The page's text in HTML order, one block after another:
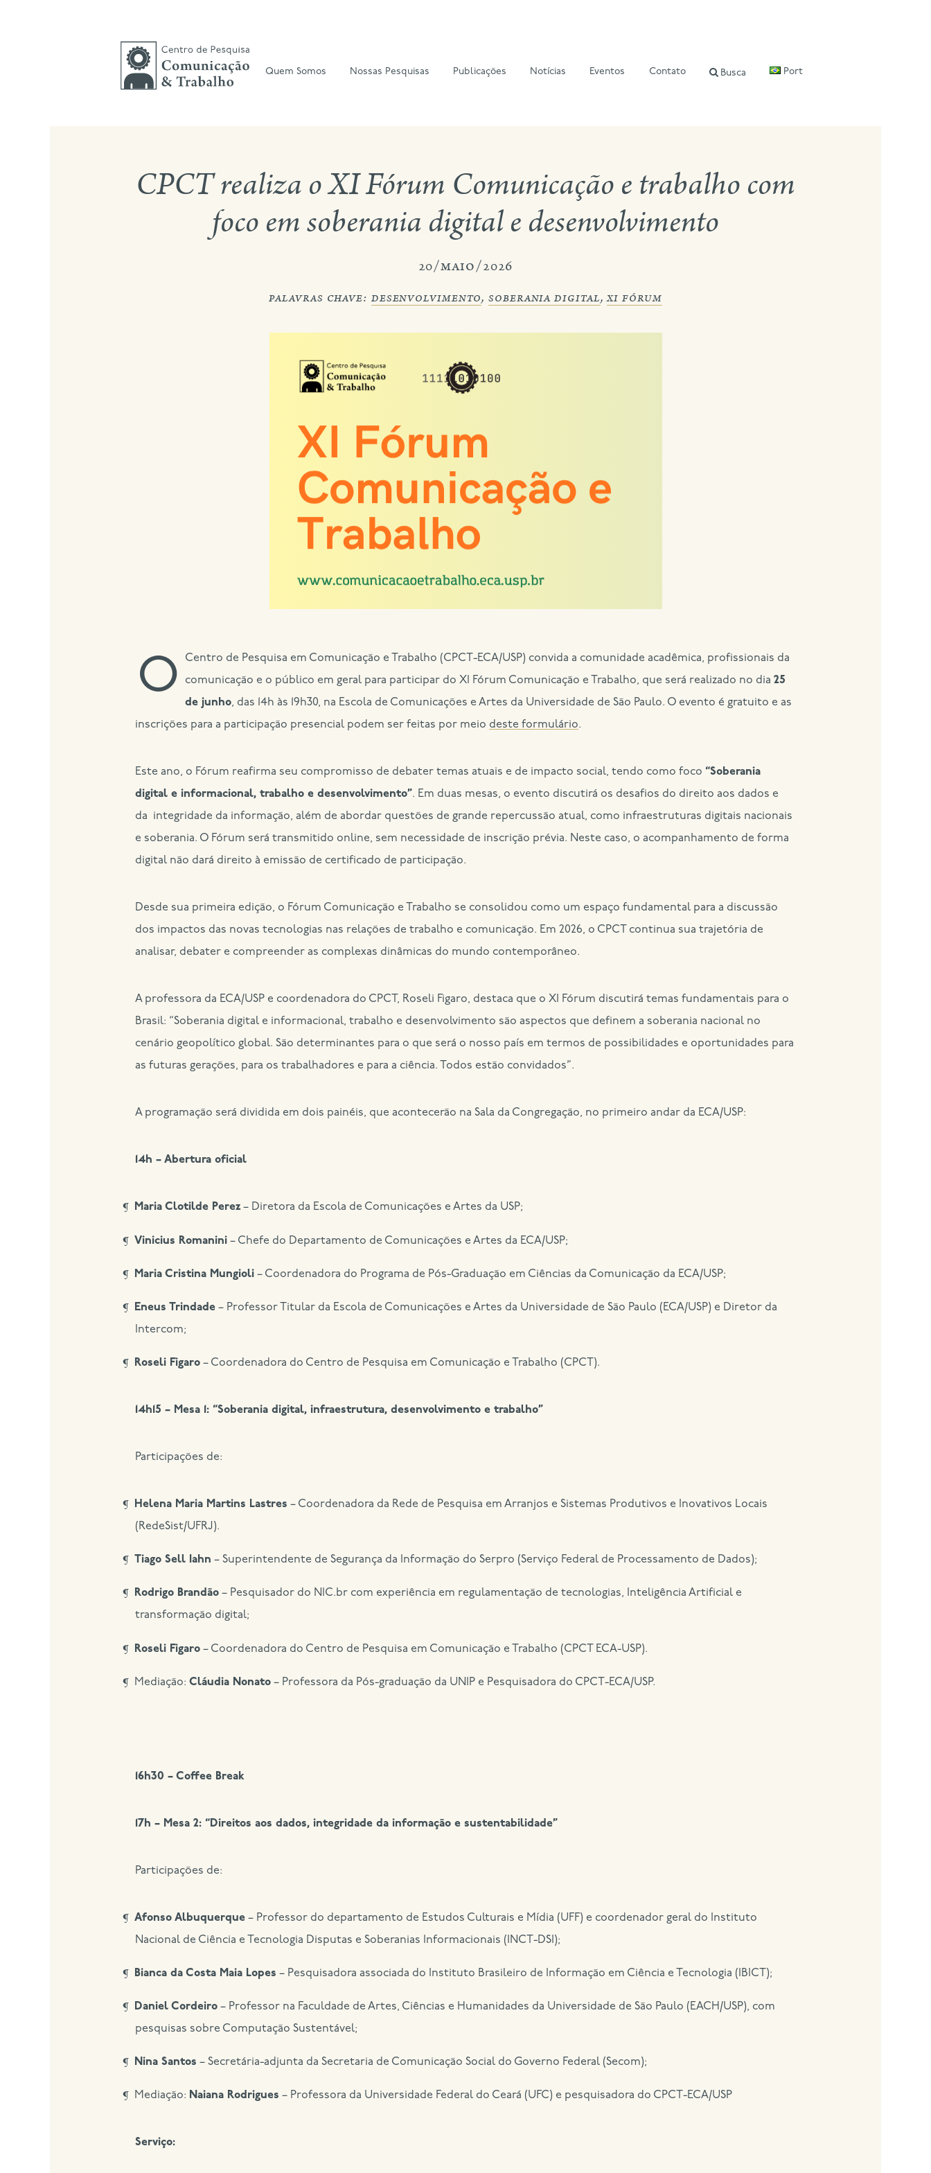
Quem Somos Nossas Pesquisas Publicações Notícias Eventos Contato Busca Port
CPCT realiza o XI Fórum Comunicação e trabalho com
foco em soberania digital e desenvolvimento
20/maio/2026
palavras chave: desenvolvimento,soberania digital,xi fórum
O Centro de Pesquisa em Comunicação e Trabalho (CPCT-ECA/USP) convida a comunidade acadêmica, profissionais da comunicação e o público em geral para participar do XI Fórum Comunicação e Trabalho, que será realizado no dia 25
de junho, das 14h às 19h30, na Escola de Comunicações e Artes da Universidade de São Paulo. O evento é gratuito e as
inscrições para a participação presencial podem ser feitas por meio deste formulário.
Este ano, o Fórum reafirma seu compromisso de debater temas atuais e de impacto social, tendo como foco “Soberania
digital e informacional, trabalho e desenvolvimento”. Em duas mesas, o evento discutirá os desafios do direito aos dados e
da integridade da informação, além de abordar questões de grande repercussão atual, como infraestruturas digitais nacionais
e soberania. O Fórum será transmitido online, sem necessidade de inscrição prévia. Neste caso, o acompanhamento de forma
digital não dará direito à emissão de certificado de participação.
Desde sua primeira edição, o Fórum Comunicação e Trabalho se consolidou como um espaço fundamental para a discussão
dos impactos das novas tecnologias nas relações de trabalho e comunicação. Em 2026, o CPCT continua sua trajetória de
analisar, debater e compreender as complexas dinâmicas do mundo contemporâneo.
A professora da ECA/USP e coordenadora do CPCT, Roseli Figaro, destaca que o XI Fórum discutirá temas fundamentais para o
Brasil: “Soberania digital e informacional, trabalho e desenvolvimento são aspectos que definem a soberania nacional no
cenário geopolítico global. São determinantes para o que será o nosso país em termos de possibilidades e oportunidades para
as futuras gerações, para os trabalhadores e para a ciência. Todos estão convidados”.
A programação será dividida em dois painéis, que acontecerão na Sala da Congregação, no primeiro andar da ECA/USP:
14h – Abertura oficial
Maria Clotilde Perez – Diretora da Escola de Comunicações e Artes da USP;
Vinicius Romanini – Chefe do Departamento de Comunicações e Artes da ECA/USP;
Maria Cristina Mungioli – Coordenadora do Programa de Pós-Graduação em Ciências da Comunicação da ECA/USP;
Eneus Trindade – Professor Titular da Escola de Comunicações e Artes da Universidade de São Paulo (ECA/USP) e Diretor da
Intercom;
Roseli Figaro – Coordenadora do Centro de Pesquisa em Comunicação e Trabalho (CPCT).
14h15 – Mesa 1: “Soberania digital, infraestrutura, desenvolvimento e trabalho”
Participações de:
Helena Maria Martins Lastres – Coordenadora da Rede de Pesquisa em Arranjos e Sistemas Produtivos e Inovativos Locais
(RedeSist/UFRJ).
Tiago Sell Iahn – Superintendente de Segurança da Informação do Serpro (Serviço Federal de Processamento de Dados);
Rodrigo Brandão – Pesquisador do NIC.br com experiência em regulamentação de tecnologias, Inteligência Artificial e
transformação digital;
Roseli Figaro – Coordenadora do Centro de Pesquisa em Comunicação e Trabalho (CPCT ECA-USP).
Mediação:Cláudia Nonato – Professora da Pós-graduação da UNIP e Pesquisadora do CPCT-ECA/USP.
16h30 – Coffee Break
17h – Mesa 2: “Direitos aos dados, integridade da informação e sustentabilidade”
Participações de:
Afonso Albuquerque – Professor do departamento de Estudos Culturais e Mídia (UFF) e coordenador geral do Instituto
Nacional de Ciência e Tecnologia Disputas e Soberanias Informacionais (INCT-DSI);
Bianca da Costa Maia Lopes – Pesquisadora associada do Instituto Brasileiro de Informação em Ciência e Tecnologia (IBICT);
Daniel Cordeiro – Professor na Faculdade de Artes, Ciências e Humanidades da Universidade de São Paulo (EACH/USP), com
pesquisas sobre Computação Sustentável;
Nina Santos – Secretária-adjunta da Secretaria de Comunicação Social do Governo Federal (Secom);
Mediação: Naiana Rodrigues – Professora da Universidade Federal do Ceará (UFC) e pesquisadora do CPCT-ECA/USP
Serviço: